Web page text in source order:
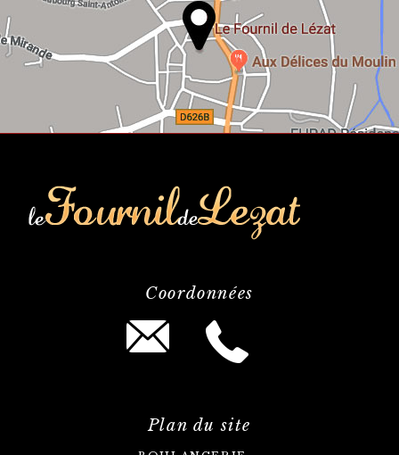
Plan du site
Coordonnées